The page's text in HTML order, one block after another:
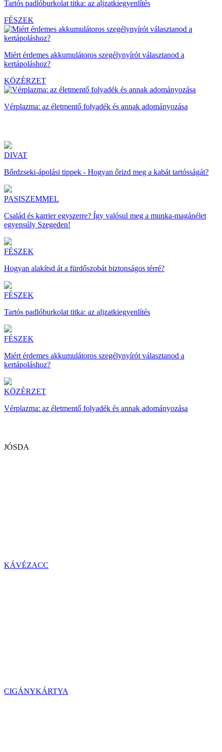
Tartós padlóburkolat titka: az aljzatkiegyenlítés
FÉSZEK
Miért érdemes akkumulátoros szegélynyírót választanod a
kertápoláshoz?
KÖZÉRZET
Vérplazma: az életmentő folyadék és annak adományozása
DIVAT
Bőrdzseki-ápolási tippek - Hogyan őrizd meg a kabát tartósságát?
PASISZEMMEL
Család és karrier egyszerre? Így valósul meg a munka-magánélet
egyensúly Szegeden!
FÉSZEK
Hogyan alakítsd át a fürdőszobát biztonságos térré?
FÉSZEK
Tartós padlóburkolat titka: az aljzatkiegyenlítés
FÉSZEK
Miért érdemes akkumulátoros szegélynyírót választanod a
kertápoláshoz?
KÖZÉRZET
Vérplazma: az életmentő folyadék és annak adományozása
JÓSDA
KÁVÉZACC
CIGÁNYKÁRTYA